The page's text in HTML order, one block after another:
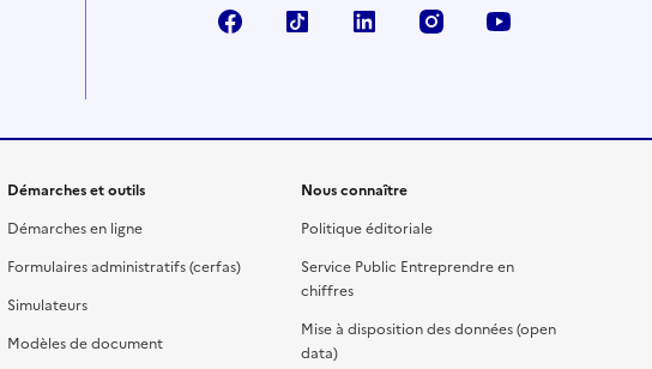
FacebookTikTok Linkedin Instagram
Démarches et outils
Démarches en ligne
Formulaires administratifs (cerfas)
Simulateurs
Modèles de document
Nous connaître
Politique éditoriale
Service Public Entreprendre en
chiffres
Mise à disposition des données (open
data)